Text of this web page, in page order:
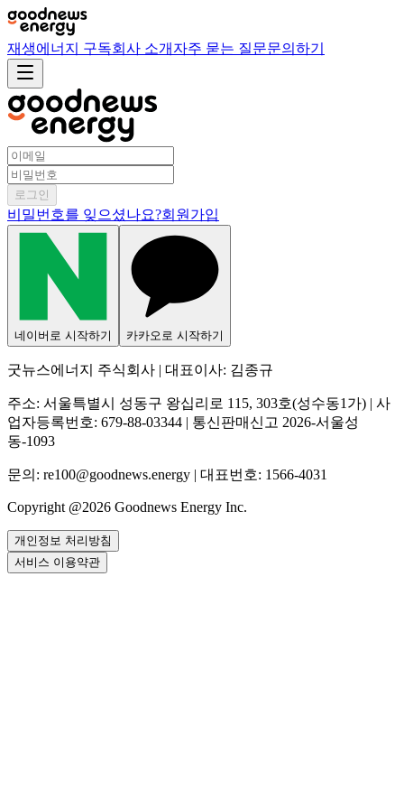
재생에너지 구독회사 소개 자주 묻는 질문문의하기
로그인
비밀번호를 잊으셨나요?회원가입
네이버 로 시작하기 카카오로 시작하기
굿뉴스에너지 주식회사 | 대표이사: 김종규
주소: 서울특별시 성동구 왕십리로 115, 303호(성수동1가) | 사
업자등록번호: 679-88-03344 | 통신판매신고 2026-서울성
동-1093
문의: re100@goodnews.energy | 대표번호: 1566-4031
Copyright @2026 Goodnews Energy Inc.
개인정보 처리방침
서비스 이용약관